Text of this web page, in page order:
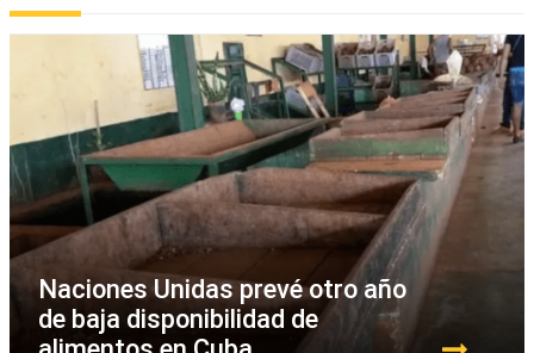
Naciones Unidas prevé otro año
de baja disponibilidad de